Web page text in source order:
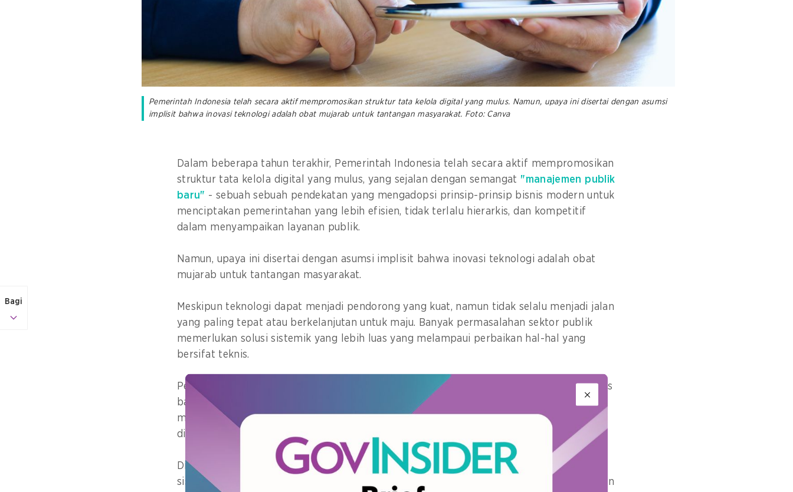
Bagi
Pemerintah Indonesia telah secara aktif mempromosikan struktur tata kelola digital yang mulus. Namun, upaya ini disertai dengan asumsi
implisit bahwa inovasi teknologi adalah obat mujarab untuk tantangan masyarakat. Foto: Canva
Dalam beberapa tahun terakhir, Pemerintah Indonesia telah secara aktif mempromosikan
struktur tata kelola digital yang mulus, yang sejalan dengan semangat "manajemen publik
baru" - sebuah sebuah pendekatan yang mengadopsi prinsip-prinsip bisnis modern untuk
menciptakan pemerintahan yang lebih efisien, tidak terlalu hierarkis, dan kompetitif
dalam menyampaikan layanan publik.
Namun, upaya ini disertai dengan asumsi implisit bahwa inovasi teknologi adalah obat
mujarab untuk tantangan masyarakat.
Meskipun teknologi dapat menjadi pendorong yang kuat, namun tidak selalu menjadi jalan
yang paling tepat atau berkelanjutan untuk maju. Banyak permasalahan sektor publik
memerlukan solusi sistemik yang lebih luas yang melampaui perbaikan hal-hal yang
bersifat teknis.
Pendekatan saat ini sangat dipengaruhi oleh determinisme teknologi
– keyakinan optimis
bahwa kapasitas teknologi menjadi pendorong kemajuan manusia – cenderung
menyederhanakan realitas yang kompleks dan mengabaikan konsekuensi yang tidak
diinginkan dari ketergantungan semata-mata pada solusi teknologi.
Di Indonesia, terdapat sekitar27.000 aplikasi pemerintahdi seluruh negeri. Sayangnya,
sistem ini tidak dapat dioperasikan bersama (
), terfragmentasi, dan sebagian